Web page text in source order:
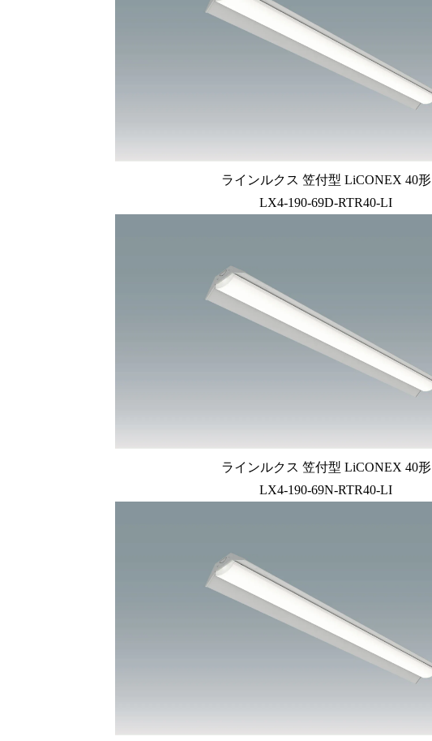
ラインルクス 笠付型 LiCONEX 40形
LX4-190-69D-RTR40-LI
ラインルクス 笠付型 LiCONEX 40形
LX4-190-69N-RTR40-LI